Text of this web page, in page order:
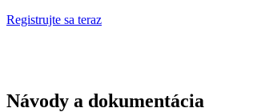
Registrujte sa teraz
Návody a dokumentácia